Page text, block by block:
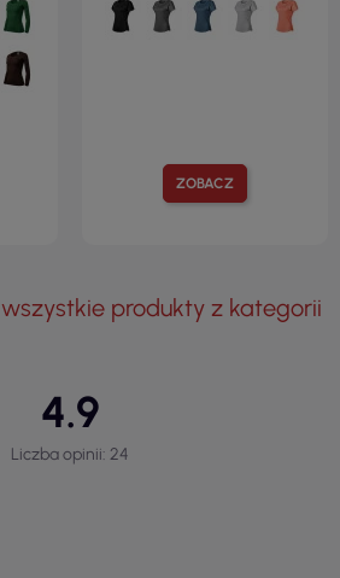
ZOBACZ
produkty z kategorii
4.9
Liczba opinii: 24